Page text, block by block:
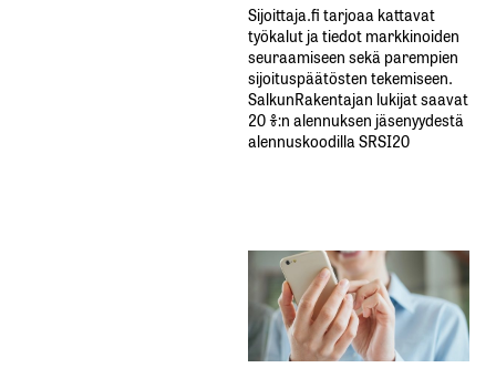
Sijoittaja.fi tarjoaa kattavat
työkalut ja tiedot markkinoiden
seuraamiseen sekä parempien
sijoituspäätösten tekemiseen.
SalkunRakentajan lukijat saavat
20 %:n alennuksen jäsenyydestä
alennuskoodilla SRSI20